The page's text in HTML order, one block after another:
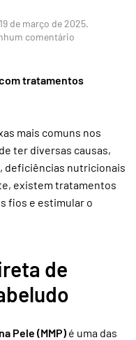
19 de março de 2025.
comentário
rapidamente
tratamentos
mais comuns nos
ter diversas causas,
deficiências nutricionais
existem tratamentos
fios e estimular o
de
Pele (MMP) é uma das